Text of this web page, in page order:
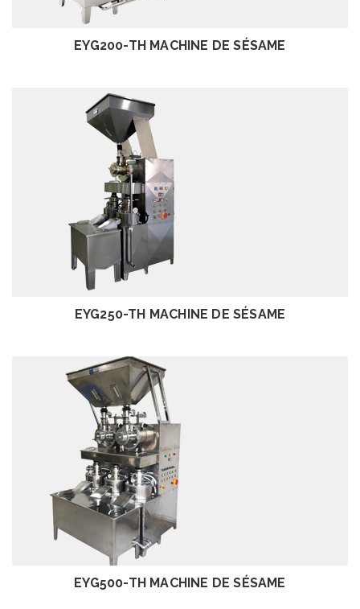
EYG200-TH MACHINE DE SÉSAME
EXAMEN
EYG250-TH MACHINE DE SÉSAME
EXAMEN
EYG500-TH MACHINE DE SÉSAME